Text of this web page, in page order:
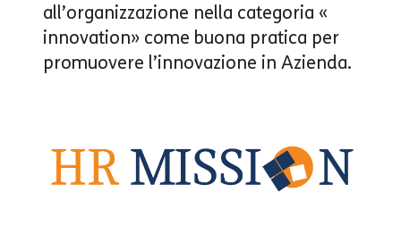
all’organizzazione nella categoria «
innovation» come buona pratica per
promuovere l’innovazione in Azienda.